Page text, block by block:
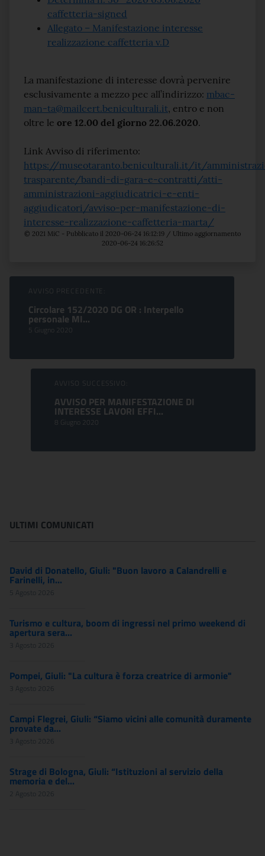
caffetteria-signed
Allegato – Manifestazione interesse
realizzazione caffetteria v.D
La manifestazione di interesse dovrà pervenire
esclusivamente a mezzo pec all’indirizzo: mbac-
man-ta@mailcert.beniculturali.it, entro e non
oltre le ore 12.00 del giorno 22.06.2020.
Link Avviso di riferimento:
https://museotaranto.beniculturali.it/it/
trasparente/bandi-di-gara-e-contratti/atti-
amministrazioni-aggiudicatrici-e-enti-
aggiudicatori/avviso-per-manifestazione-di-
interesse-realizzazione-caffetteria-marta/
© 2021 MiC - Pubblicato il 2020-06-24 16:12:19 / Ultimo aggiornamento
2020-06-24 16:26:52
Sfoglia comunicati
AVVISO PRECEDENTE:
Circolare 152/2020 DG OR : Interpello
personale MI...
5 Giugno 2020
AVVISO SUCCESSIVO:
AVVISO PER MANIFESTAZIONE DI
INTERESSE LAVORI EFFI...
8 Giugno 2020
ULTIMI COMUNICATI
David di Donatello, Giuli: "Buon lavoro a Calandrelli e
Farinelli, in...
5 Agosto 2026
Turismo e cultura, boom di ingressi nel primo weekend di
apertura sera...
3 Agosto 2026
Pompei, Giuli: "La cultura è forza creatrice di armonie"
3 Agosto 2026
Campi Flegrei, Giuli: “Siamo vicini alle comunità duramente
provate da...
3 Agosto 2026
Strage di Bologna, Giuli: “Istituzioni al servizio della
memoria e del...
2 Agosto 2026